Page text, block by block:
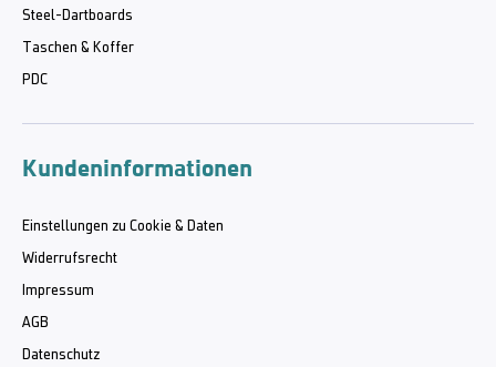
Steel-Dartboards
Taschen & Koffer
PDC
Kundeninformationen
Einstellungen zu Cookie & Daten
Widerrufsrecht
Impressum
AGB
Datenschutz